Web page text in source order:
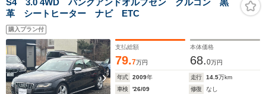
S4 3.0 4WD バングアンドオルフセン クルコン 黒
革 シートヒーター ナビ ETC
購入プラン付
支払総額
79.7万円
本体価格
68.0万円
年式 2009年 走行 14.5万km
車検
'26/09 修復
なし